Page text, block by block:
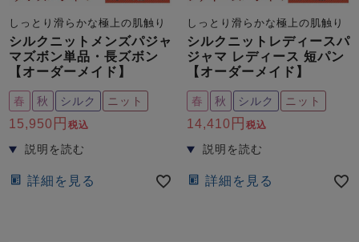
しっとり滑らかな極上の肌触り
シルクニットメンズパジャ
マズボン単品・長ズボン
【オーダーメイド】
春 秋 シルク ニット
15,950 税込
詳細を見る
しっとり滑らかな極上の肌触り
シルクニットレディースパ
ジャマ レディース 短パン
【オーダーメイド】
春 秋 シルク ニット
14,410 税込
詳細を見る